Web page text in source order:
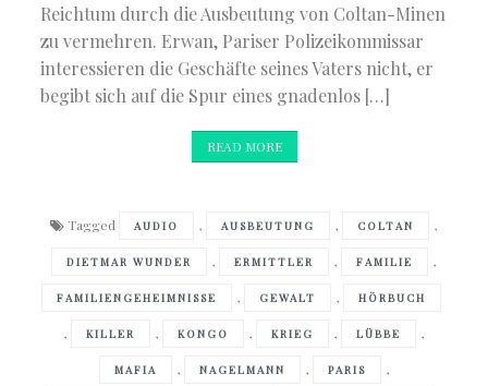
Reichtum durch die Ausbeutung von Coltan-Minen
zu vermehren. Erwan, Pariser Polizeikommissar
interessieren die Geschäfte seines Vaters nicht, er
begibt sich auf die Spur eines gnadenlos […]
READ MORE
Tagged AUDIO , AUSBEUTUNG , COLTAN ,
DIETMAR WUNDER , ERMITTLER , FAMILIE ,
FAMILIENGEHEIMNISSE , GEWALT , HÖRBUCH
, KILLER , KONGO , KRIEG , LÜBBE ,
MAFIA , NAGELMANN , PARIS ,